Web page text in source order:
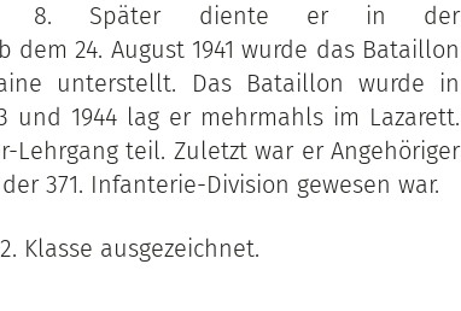
8. Später diente er in der
24. August 1941 wurde das Bataillon
unterstellt. Das Bataillon wurde in
und 1944 lag er mehrmahls im Lazarett.
Lehrgang teil. Zuletzt war er Angehöriger
371. Infanterie-Division gewesen war.
Klasse ausgezeichnet.